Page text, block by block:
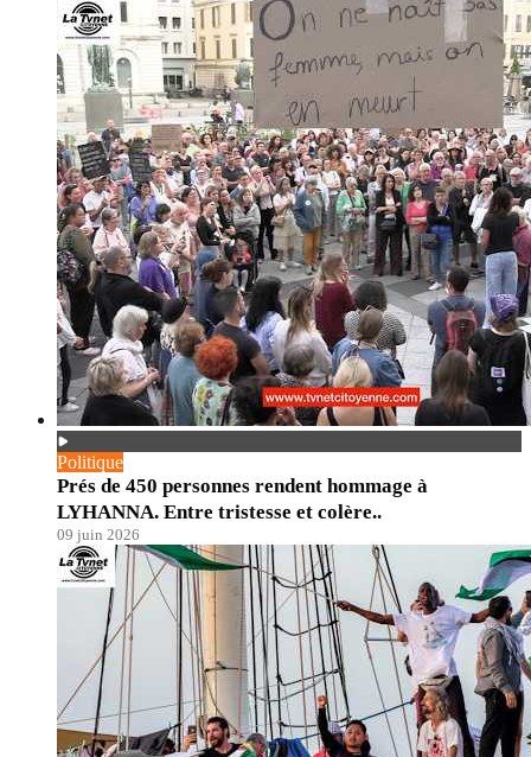
Politique
Prés de 450 personnes rendent hommage à
LYHANNA. Entre tristesse et colère..
09 juin 2026